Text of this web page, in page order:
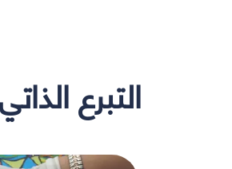
التبرع